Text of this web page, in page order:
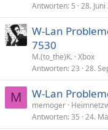
Antworten 5 28. Juni
W-Lan
7530
M.(to_the)K. Xbox
Antworten 23 28.
M W-Lan
memoger
Antworten 35 24.